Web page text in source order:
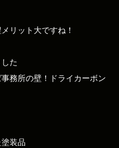
リット大ですね！
た
務所の壁！ドライカーボン
装品